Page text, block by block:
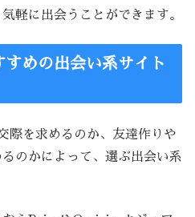
軽に出会うことができます。
めの出会い系サイト
際を求めるのか、友達作りや
のかによって、選ぶ出会い系